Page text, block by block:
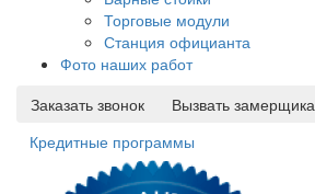
Торговые модули
Станция официанта
Фото наших работ
Заказать звонок
Вызвать замерщика
Кредитные программы